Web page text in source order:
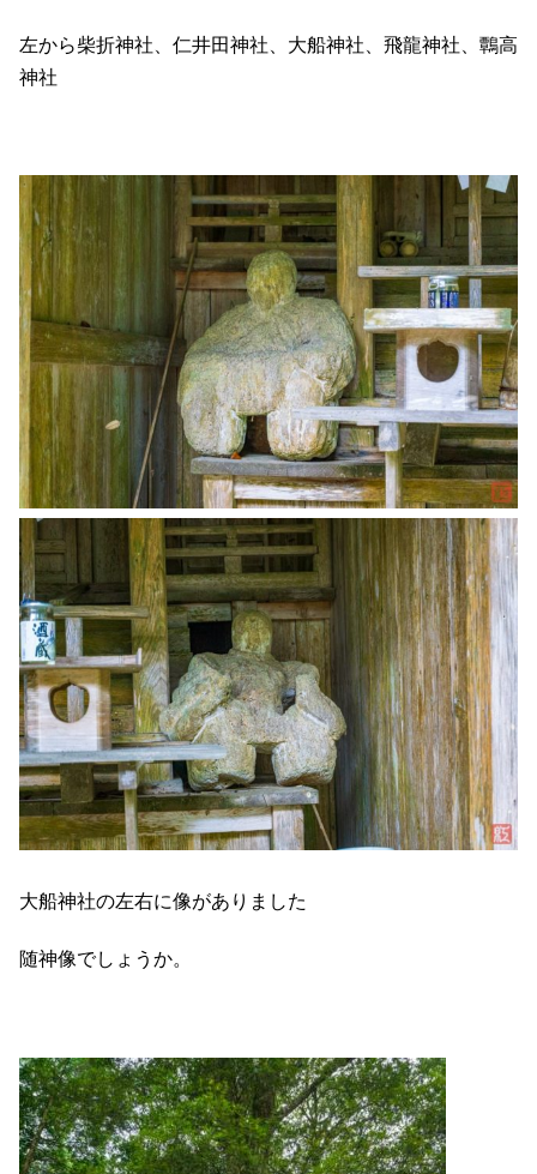
左から柴折神社、仁井田神社、大船神社、飛龍神社、鷣高
神社
大船神社の左右に像がありました
随神像でしょうか。